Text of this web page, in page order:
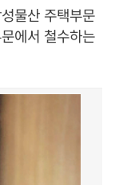
물산 주택부문
에서 철수하는